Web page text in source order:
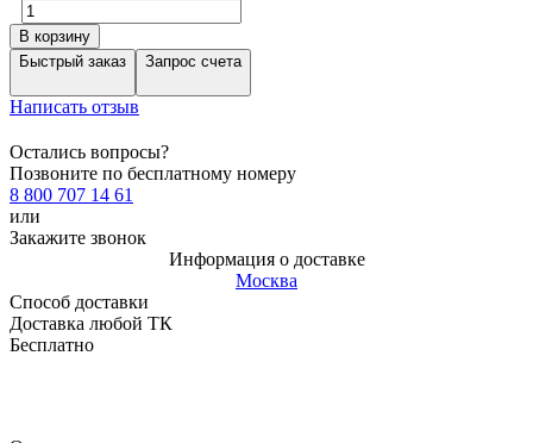
В корзину
Быстрый заказ
Запрос счета
Написать отзыв
Остались вопросы?
Позвоните по бесплатному номеру
8 800 707 14 61
или
Закажите звонок
Информация о доставке
Москва
Способ доставки
Доставка любой ТК
Бесплатно